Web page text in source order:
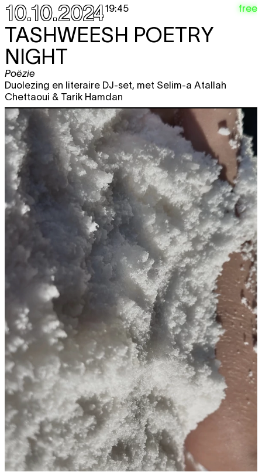
10.10.202419:45 free
TASHWEESH POETRY
NIGHT
Poëzie
Duolezing en literaire DJ-set, met Selim-a Atallah
Chettaoui & Tarik Hamdan